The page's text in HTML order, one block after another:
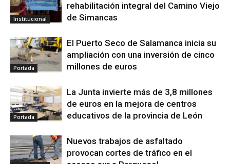
Institucional
rehabilitación integral del Camino Viejo
de Simancas
Portada
El Puerto Seco de Salamanca inicia su
ampliación con una inversión de cinco
millones de euros
Portada
La Junta invierte más de 3,8 millones
de euros en la mejora de centros
educativos de la provincia de León
Nuevos trabajos de asfaltado
provocan cortes de tráfico en el